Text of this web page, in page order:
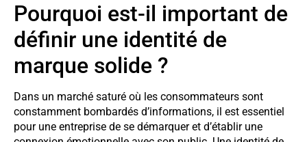
Pourquoi est-il important de
définir une identité de
marque solide ?
Dans un marché saturé où les consommateurs sont
constamment bombardés d’informations, il est essentiel
pour une entreprise de se démarquer et d’établir une